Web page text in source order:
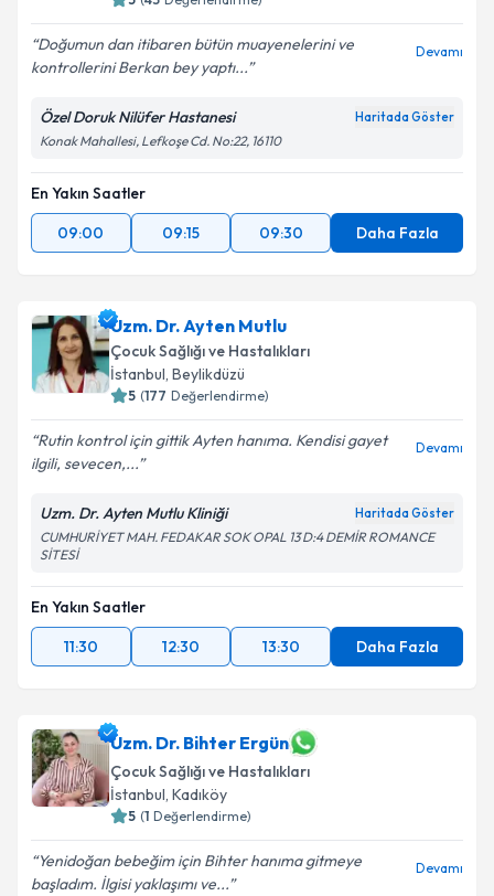
Doğumun dan itibaren bütün muayenelerini ve
kontrollerini Berkan bey yaptı...
Devamı
Özel Doruk Nilüfer Hastanesi Haritada Göster
Konak Mahallesi, Lefkoşe Cd. No:22, 16110
En Yakın Saatler
09:00
09:15 09:30 Daha Fazla
Uzm. Dr. Ayten Mutlu
Çocuk Sağlığı ve Hastalıkları
İstanbul, Beylikdüzü
5 (177 Değerlendirme)
Rutin kontrol için gittik Ayten hanıma. Kendisi gayet
ilgili, sevecen,...
Devamı
Uzm. Dr. Ayten Mutlu Kliniği Haritada Göster
CUMHURİYET MAH. FEDAKAR SOK OPAL 13 D:4 DEMİR ROMANCE
SİTESİ
En Yakın Saatler
11:30
12:30 13:30 Daha Fazla
Uzm. Dr. Bihter Ergün
Çocuk Sağlığı ve Hastalıkları
İstanbul, Kadıköy
5 (1 Değerlendirme)
Yenidoğan bebeğim için Bihter hanıma gitmeye
başladım. İlgisi yaklaşımı ve...
Devamı